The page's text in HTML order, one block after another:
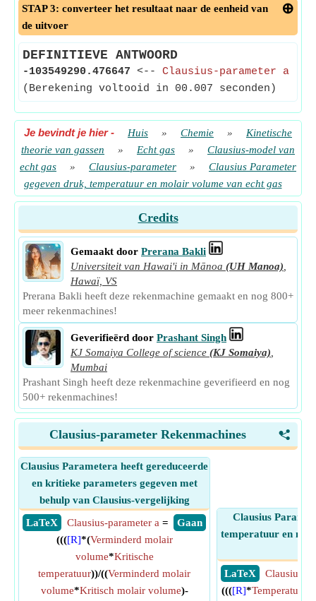
STAP 3: converteer het resultaat naar de eenheid van
de uitvoer
DEFINITIEVE ANTWOORD
-103549290.476647 <-- Clausius-parameter a
(Berekening voltooid in 00.007 seconden)
Je bevindt je hier- Huis » Chemie »
Kinetische
theorie van gassen
» Echt gas »
Clausius-model van
echt gas
» Clausius-parameter »
Clausius Parameter
gegeven druk, temperatuur en molair volume van echt gas
Credits
Gemaakt door Prerana Bakli
Universiteit van Hawai'i in Mānoa (UH Manoa)
Hawaï, VS
Prerana Bakli heeft deze rekenmachine gemaakt en nog 800+
meer rekenmachines!
Geverifieërd door Prashant Singh
KJ Somaiya College of science (KJ Somaiya)
Mumbai
Prashant Singh heeft deze rekenmachine geverifieerd en nog
500+ rekenmachines!
<
Clausius-parameter Rekenmachines
Clausius Parametera heeft gereduceerde
en kritieke parameters gegeven met
behulp van Clausius-vergelijking
​ LaTeX
​ Gaan
Clausius-parameter a =
((([R]*(Verminderd molair
volume*Kritische
temperatuur))/((Verminderd molair
volume*Kritisch molair volume)-
Clausius
temperatuur en
​ LaTeX
Clausius-
((([R]*Temperatuur